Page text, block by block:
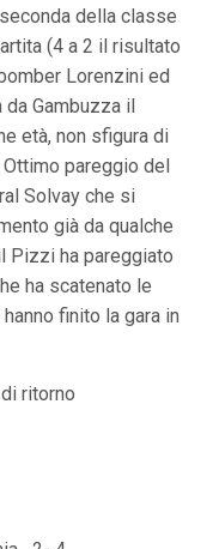
della classe
(4 a 2 il risultato
Lorenzini ed
Gambuzza il
età, non sfigura di
pareggio del
Solvay che si
già da qualche
Pizzi ha pareggiato
ha scatenato le
finito la gara in
di ritorno